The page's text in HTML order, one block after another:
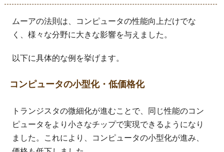
ムーアの法則は、コンピュータの性能向上だけでな
く、様々な分野に大きな影響を与えました。
以下に具体的な例を挙げます。
コンピュータの小型化・低価格化
トランジスタの微細化が進むことで、同じ性能のコン
ピュータをより小さなチップで実現できるようになり
ました。これにより、コンピュータの小型化が進み、